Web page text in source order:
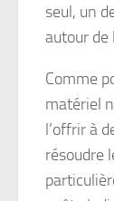
seul, un
autour de
Comme
matériel
l’offrir à
résoudre